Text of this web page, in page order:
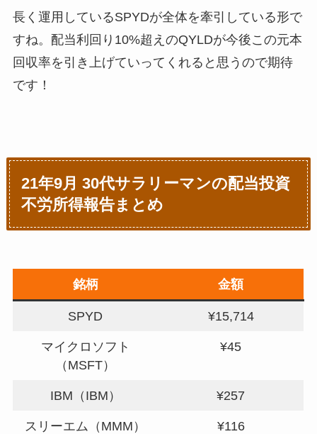
長く運用しているSPYDが全体を牽引している形で
すね。配当利回り10%超えのQYLDが今後この元本
回収率を引き上げていってくれると思うので期待
です！
21年9月 30代サラリーマンの配当投資
不労所得報告まとめ
銘柄 金額
SPYD ¥15,714
マイクロソフト
（MSFT）
¥45
IBM（IBM） ¥257
スリーエム（MMM） ¥116